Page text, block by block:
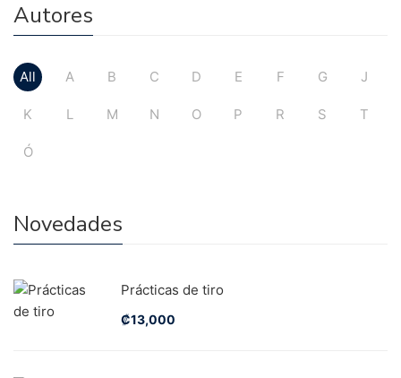
Autores
All A B C D E F G J
K L M N O P R S T
Ó
Novedades
Prácticas de tiro
₡13,000